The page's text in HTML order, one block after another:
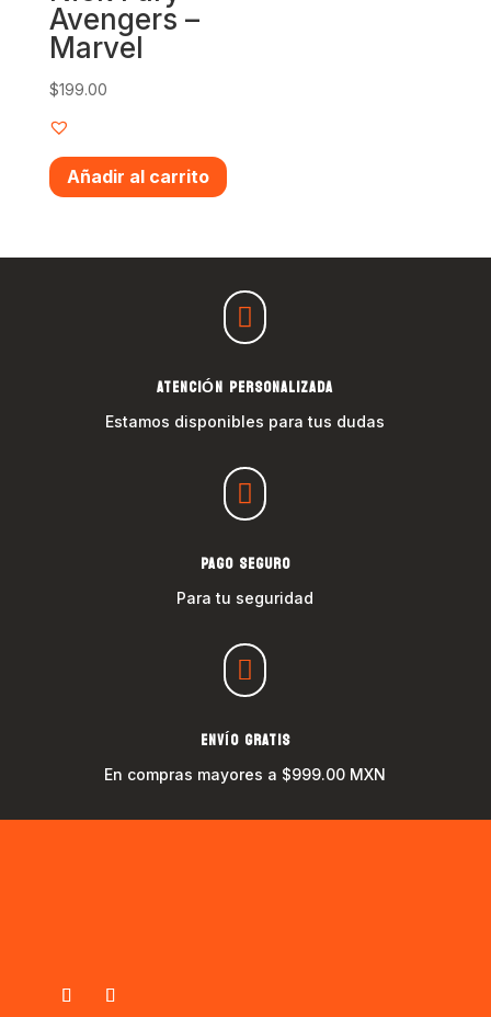
Avengers –
Marvel
$199.00
Añadir al carrito

ATENCIÓN PERSONALIZADA
Estamos disponibles para tus dudas

PAGO SEGURO
Para tu seguridad

ENVÍO GRATIS
En compras mayores a $999.00 MXN